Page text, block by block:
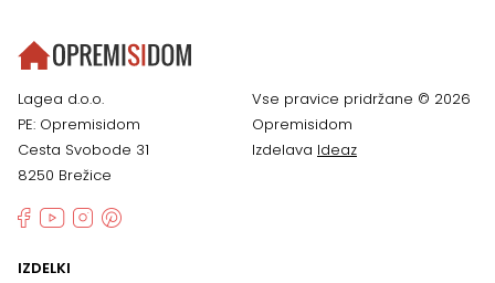
Lagea d.o.o.
PE: Opremisidom
Cesta Svobode 31
8250 Brežice
Vse pravice pridržane © 2026
Opremisidom
Izdelava Ideaz
IZDELKI